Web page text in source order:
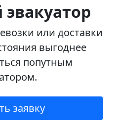
или доставки
выгоднее
попутным
заявку